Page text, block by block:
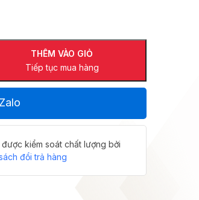
THÊM VÀO GIỎ
Tiếp tục mua hàng
được kiểm soát chất lượng bởi
đổi trả hàng